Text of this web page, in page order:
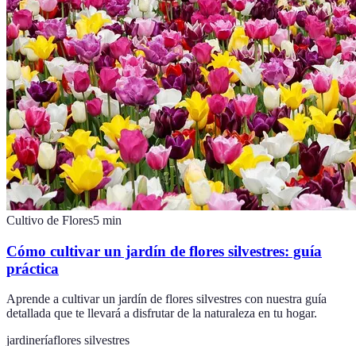
Cultivo de Flores5 min
Cómo cultivar un jardín de flores silvestres: guía
práctica
Aprende a cultivar un jardín de flores silvestres con nuestra guía
detallada que te llevará a disfrutar de la naturaleza en tu hogar.
jardineríaflores silvestres